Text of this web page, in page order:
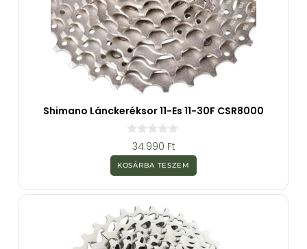
Shimano Lánckeréksor 11-Es 11-30F CSR8000
z
5
b
34.990 Ft
KOSÁRBA TESZEM